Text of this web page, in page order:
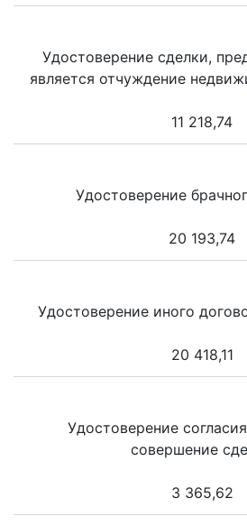
Удостоверение сделки,
является отчуждение
11 218,74
Удостоверение
20 193,74
Удостоверение иного
20 418,11
Удостоверение
совершение
3 365,62